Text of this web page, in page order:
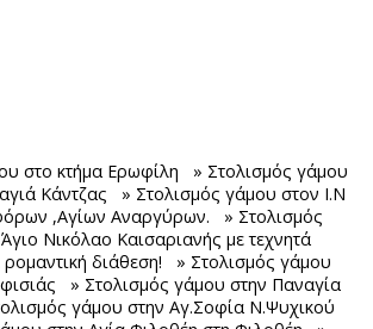
στο κτήμα Ερωφίλη
» Στολισμός γάμου
Κάντζας
» Στολισμός γάμου στον Ι.Ν
,Αγίων Αναργύρων.
» Στολισμός
Νικόλαο Καισαριανής με τεχνητά
διάθεση!
» Στολισμός γάμου
» Στολισμός γάμου στην Παναγία
γάμου στην Αγ.Σοφία Ν.Ψυχικού